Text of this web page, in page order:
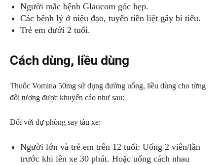
Người mắc bệnh Glaucom góc hẹp.
Các bệnh lý ở niệu đạo, tuyến tiền liệt gây bí tiểu.
Trẻ em dưới 2 tuổi.
Cách dùng, liều dùng
Thuốc Vomina 50mg sử dụng đường uống, liều dùng cho từng
đối tượng được khuyến cáo như sau:
Đối với dự phòng say tàu xe:
Người lớn và trẻ em trên 12 tuổi: Uống 2 viên/lần
trước khi lên xe 30 phút. Hoặc uống cách nhau